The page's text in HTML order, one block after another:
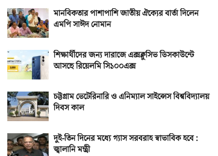
মানবিকতার পাশাপাশি জাতীয় ঐক্যের বার্তা দিলেন
এমপি সাঈদ নোমান
শিক্ষার্থীদের জন্য দারাজে এক্সক্লুসিভ ডিসকাউন্টে
আসছে রিয়েলমি সি১০০এক্স
চট্টগ্রাম ভেটেরিনারি ও এনিম্যাল সাইন্সেস বিশ্ববিদ্যালয়
দিবস কাল
দুই-তিন দিনের মধ্যে গ্যাস সরবরাহ স্বাভাবিক হবে :
জ্বালানি মন্ত্রী